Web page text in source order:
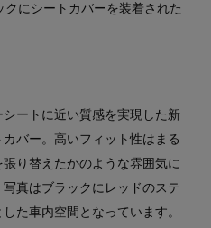
にシートカバーを装着された
シートに近い質感を実現した新
バー。高いフィット性はまる
り替えたかのような雰囲気に
真はブラックにレッドのステ
た車内空間となっています。